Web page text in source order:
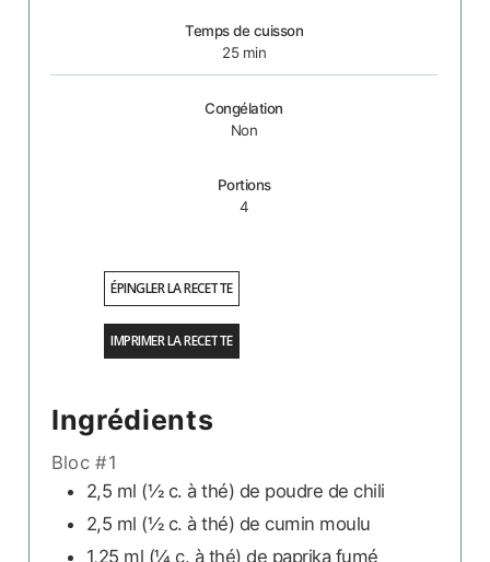
Temps de cuisson
25 min
Congélation
Non
Portions
4
ÉPINGLER LA RECETTE
IMPRIMER LA RECETTE
Ingrédients
Bloc #1
2,5 ml (½ c. à thé) de poudre de chili
2,5 ml (½ c. à thé) de cumin moulu
1,25 ml (¼ c. à thé) de paprika fumé